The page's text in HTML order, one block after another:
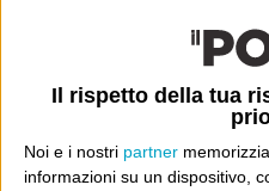
Il rispetto della tua
Noi e i nostri partner
informazioni su un dispositivo,
questo blog dentro a un
Poi il Post è cresciuto
un progetto
anni, grazie a chi lo
consiglia in giro.